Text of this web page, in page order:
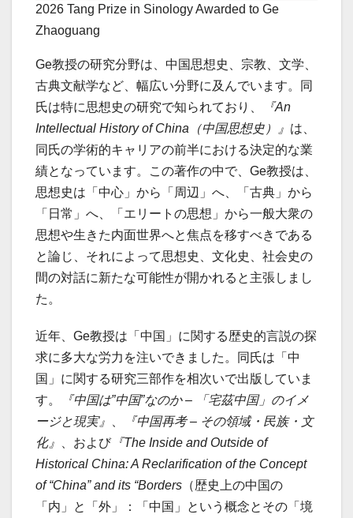
2026 Tang Prize in Sinology Awarded to Ge
Zhaoguang
Ge教授の研究分野は、中国思想史、宗教、文学、
古典文献学など、幅広い分野に及んでいます。同
氏は特に思想史の研究で知られており、
『An
Intellectual History of China（中国思想史）』 は、
同氏の学術的キャリアの前半における決定的な業
績となっています。この著作の中で、Ge教授は、
思想史は「中心」から「周辺」へ、「古典」から
「日常」へ、「エリートの思想」から一般大衆の
思想や生きた内面世界へと焦点を移すべきである
と論じ、それによって思想史、文化史、社会史の
間の対話に新たな可能性が開かれると主張しまし
た。
近年、Ge教授は「中国」に関する歴史的言説の探
求に多大な労力を注いできました。同氏は「中
国」に関する研究三部作を相次いで出版していま
す。
『中国は”中国”なのか – 「宅茲中国」のイメ
ージと現実』
『中国再考 – その領域・民族・文
化』
、および『The Inside and Outside of
Historical China: A Reclarification of the Concept
of “China” and its “Borders （歴史上の中国の
「内」と「外」：「中国」という概念とその「境